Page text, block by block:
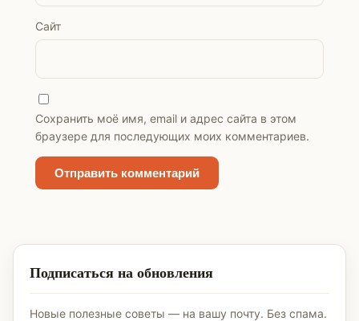
Сайт
Сохранить моё имя, email и адрес сайта в этом
браузере для последующих моих комментариев.
Подписаться на обновления
Новые полезные советы — на вашу почту. Без спама.